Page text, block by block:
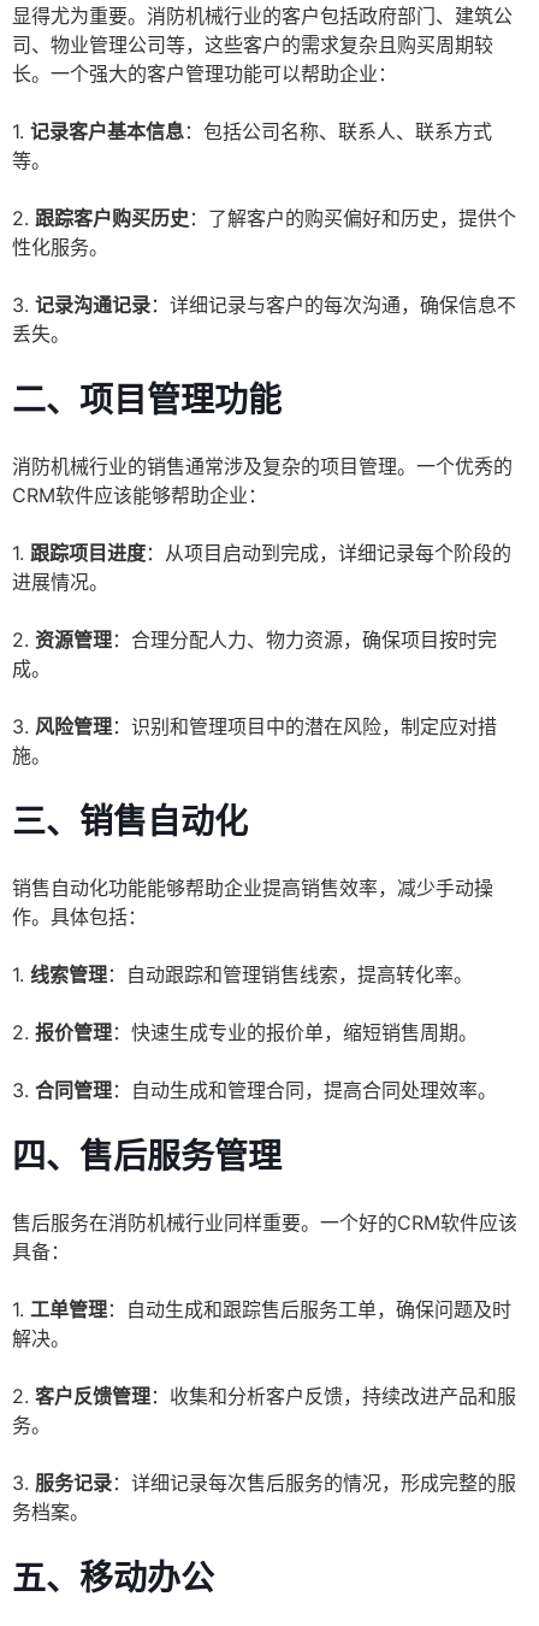
显得尤为重要。消防机械行业的客户包括政府部门、建筑公
司、物业管理公司等，这些客户的需求复杂且购买周期较
长。一个强大的客户管理功能可以帮助企业：
1. 记录客户基本信息：包括公司名称、联系人、联系方式
等。
2. 跟踪客户购买历史 ：了解客户的购买偏好和历史，提供个
性化服务。
3. 记录沟通记录：详细记录与客户的每次沟通，确保信息不
丢失。
二、项目管理功能
消防机械行业的销售通常涉及复杂的项目管理。一个优秀的
CRM软件应该能够帮助企业：
1. 跟踪项目进度：从项目启动到完成，详细记录每个阶段的
进展情况。
2. 资源管理：合理分配人力、物力资源，确保项目按时完
成。
3. 风险管理：识别和管理项目中的潜在风险，制定应对措
施。
三、销售自动化
销售自动化功能能够帮助企业提高销售效率，减少手动操
作。具体包括：
1. 线索管理：自动跟踪和管理销售线索，提高转化率。
2. 报价管理：快速生成专业的报价单，缩短销售周期。
3. 合同管理：自动生成和管理合同，提高合同处理效率。
四、售后服务管理
售后服务在消防机械行业同样重要。一个好的CRM软件应该
具备：
1. 工单管理：自动生成和跟踪售后服务工单，确保问题及时
解决。
2. 客户反馈管理：收集和分析客户反馈，持续改进产品和服
务。
3. 服务记录：详细记录每次售后服务的情况，形成完整的服
务档案。
五、移动办公